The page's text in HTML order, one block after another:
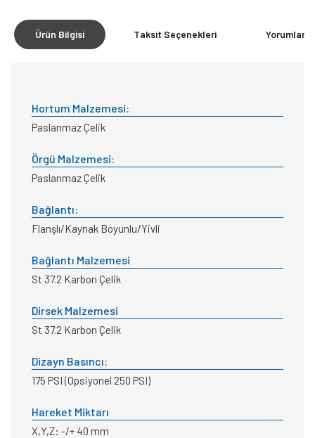
Ürün Bilgisi Taksit Seçenekleri Yorumlar
Hortum Malzemesi:
Paslanmaz Çelik
Örgü Malzemesi:
Paslanmaz Çelik
Bağlantı:
Flanşlı/Kaynak Boyunlu/Yivli
Bağlantı Malzemesi
St 37.2 Karbon Çelik
Dirsek Malzemesi
St 37.2 Karbon Çelik
Dizayn Basıncı:
175 PSI (Opsiyonel 250 PSI)
Hareket Miktarı
X,Y,Z: -/+ 40 mm